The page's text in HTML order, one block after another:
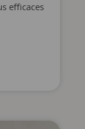
efficaces